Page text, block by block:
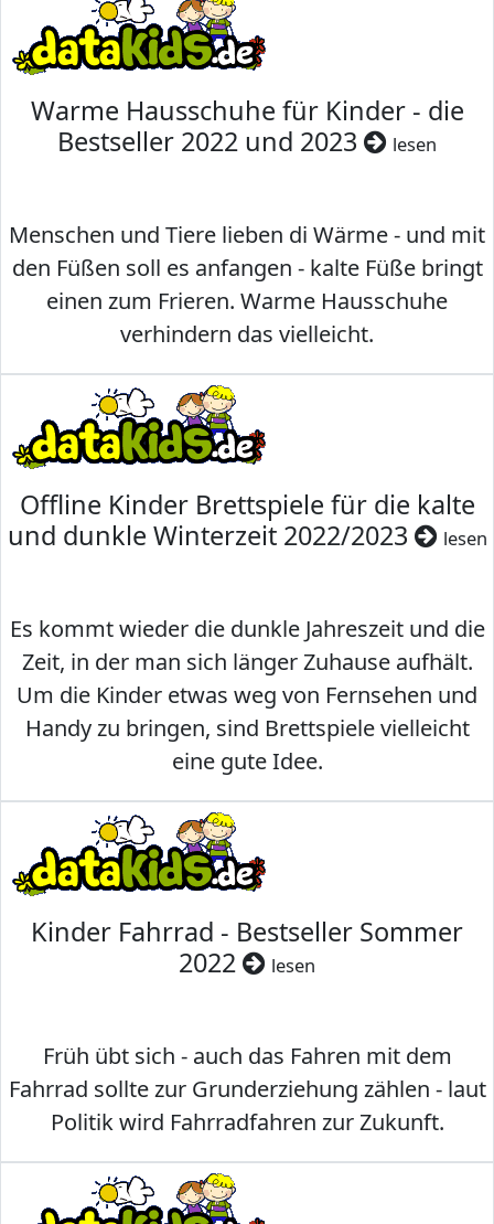
Warme Hausschuhe für Kinder - die
Bestseller 2022 und 2023
lesen
Menschen und Tiere lieben di Wärme - und mit
den Füßen soll es anfangen - kalte Füße bringt
einen zum Frieren. Warme Hausschuhe
verhindern das vielleicht.
Offline Kinder Brettspiele für die kalte
und dunkle Winterzeit 2022/2023
lesen
Es kommt wieder die dunkle Jahreszeit und die
Zeit, in der man sich länger Zuhause aufhält.
Um die Kinder etwas weg von Fernsehen und
Handy zu bringen, sind Brettspiele vielleicht
eine gute Idee.
Kinder Fahrrad - Bestseller Sommer
2022
lesen
Früh übt sich - auch das Fahren mit dem
Fahrrad sollte zur Grunderziehung zählen - laut
Politik wird Fahrradfahren zur Zukunft.